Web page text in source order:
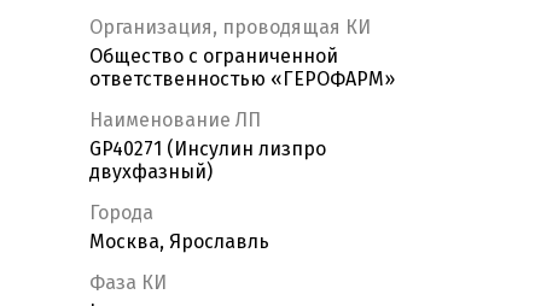
Организация, проводящая КИ
Общество с ограниченной
ответственностью «ГЕРОФАРМ»
Наименование ЛП
GP40271 (Инсулин лизпро
двухфазный)
Города
Москва, Ярославль
Фаза КИ